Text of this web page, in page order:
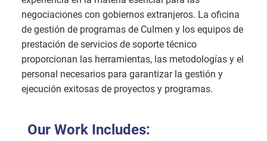
negociaciones con gobiernos extranjeros. La oficina
de gestión de programas de Culmen y los equipos de
prestación de servicios de soporte técnico
proporcionan las herramientas, las metodologías y el
personal necesarios para garantizar la gestión y
ejecución exitosas de proyectos y programas.
Our Work Includes: